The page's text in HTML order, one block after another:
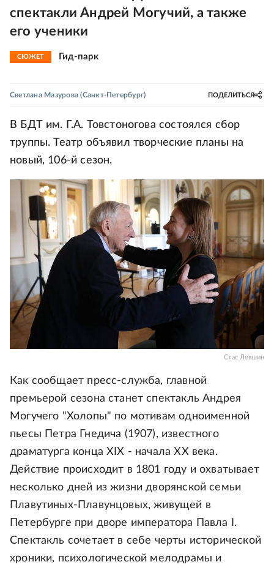
спектакли Андрей Могучий, а также
его ученики
СЮЖЕТ Гид-парк
Светлана Мазурова (Санкт-Петербург) ПОДЕЛИТЬСЯ
В БДТ им. Г.А. Товстоногова состоялся сбор
труппы. Театр объявил творческие планы на
новый, 106-й сезон.
Стас Левшин
Как сообщает пресс-служба, главной
премьерой сезона станет спектакль Андрея
Могучего "Холопы" по мотивам одноименной
пьесы Петра Гнедича (1907), известного
драматурга конца XIX - начала XX века.
Действие происходит в 1801 году и охватывает
несколько дней из жизни дворянской семьи
Плавутиных-Плавунцовых, живущей в
Петербурге при дворе императора Павла I.
Спектакль сочетает в себе черты исторической
хроники, психологической мелодрамы и